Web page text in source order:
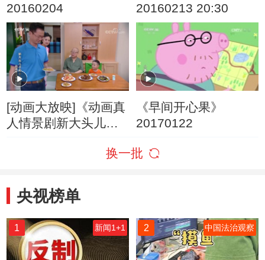
20160204
20160213 20:30
[动画大放映]《动画真
人情景剧新大头儿子
《早间开心果》
20170122
换一批
央视榜单
1 新闻1+1 2 中国法治观察